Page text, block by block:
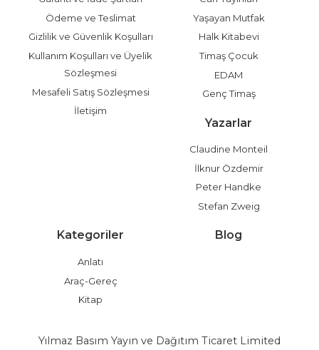
Ödeme ve Teslimat
Gizlilik ve Güvenlik Koşulları
Kullanım Koşulları ve Üyelik
Sözleşmesi
Mesafeli Satış Sözleşmesi
İletişim
Yaşayan Mutfak
Halk Kitabevi
Timaş Çocuk
EDAM
Genç Timaş
Yazarlar
Claudine Monteil
İlknur Özdemir
Peter Handke
Stefan Zweig
Kategoriler
Anlatı
Araç-Gereç
Kitap
Blog
Yılmaz Basım Yayın ve Dağıtım Ticaret Limited